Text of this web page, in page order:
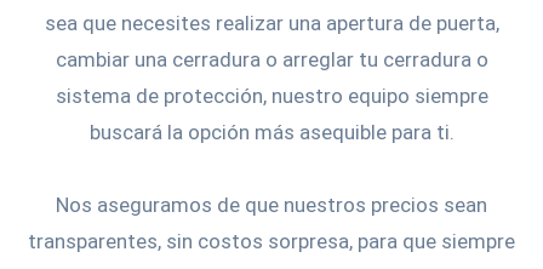
sea que necesites realizar una apertura de puerta,
cambiar una cerradura o arreglar tu cerradura o
sistema de protección, nuestro equipo siempre
buscará la opción más asequible para ti.
Nos aseguramos de que nuestros precios sean
transparentes, sin costos sorpresa, para que siempre